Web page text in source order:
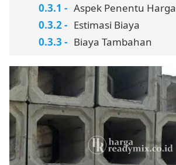
Aspek Penentu Harga
Estimasi Biaya
Biaya Tambahan